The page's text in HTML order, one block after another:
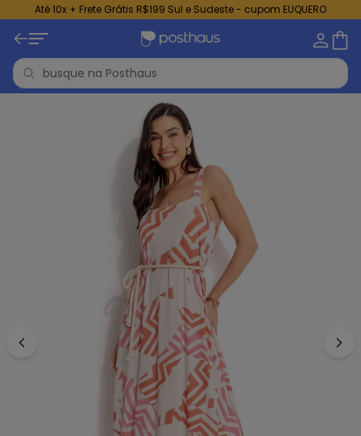
Até 10x + Frete Grátis R$199 Sul e Sudeste - cupom EUQUERO